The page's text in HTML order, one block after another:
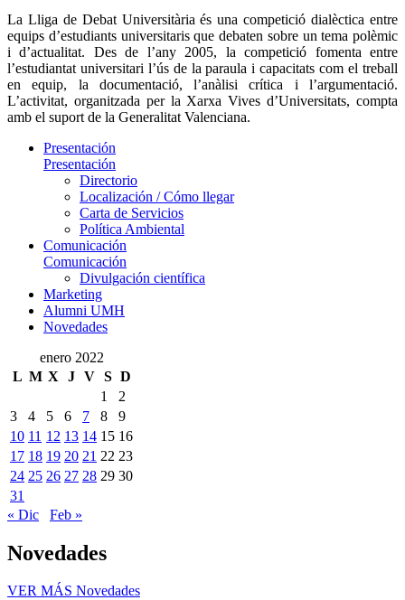
La Lliga de Debat Universitària és una competició dialèctica entre
equips d’estudiants universitaris que debaten sobre un tema polèmic
i d’actualitat. Des de l’any 2005, la competició fomenta entre
l’estudiantat universitari l’ús de la paraula i capacitats com el treball
en equip, la documentació, l’anàlisi crítica i l’argumentació.
L’activitat, organitzada per la Xarxa Vives d’Universitats, compta
amb el suport de la Generalitat Valenciana.
Presentación
Presentación
Directorio
Localización / Cómo llegar
Carta de Servicios
Política Ambiental
Comunicación
Comunicación
Divulgación científica
Marketing
Alumni UMH
Novedades
enero 2022
L M X J V S D
1
2
3
4 5 6 7 8
9
10 11 12 13 14 15 16
17 18 19 20 21 22 23
24 25 26 27 28 29 30
31
« Dic
Feb »
Novedades
VER MÁS Novedades